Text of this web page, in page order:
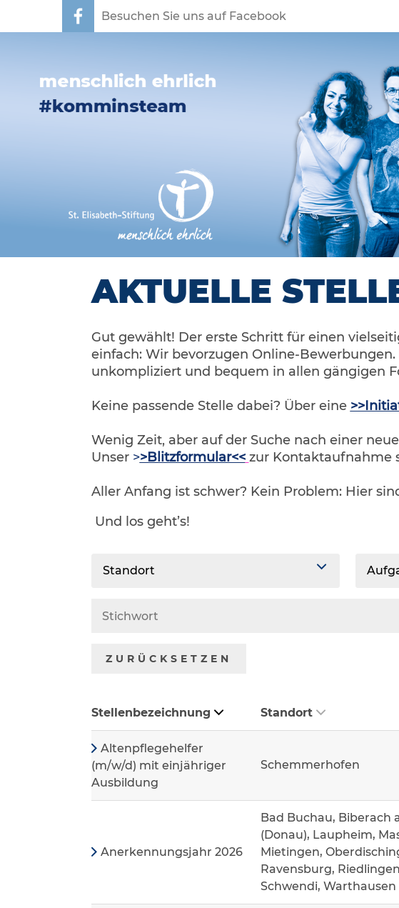
Besuchen Sie uns auf Facebook
AKTUELLE
Gut gewählt! Der erste Schritt für einen
einfach: Wir bevorzugen Online-
unkompliziert und bequem in allen gängigen
Keine passende Stelle dabei? Über eine
Wenig Zeit, aber auf der Suche nach einer
Unser >>Blitzformular<< zur Kontaktaufnahme
Aller Anfang ist schwer? Kein Problem: Hier
Und los geht’s!
Standort
ZURÜCKSETZEN
Stellenbezeichnung Standort
Altenpflegehelfer
(m/w/d) mit einjähriger
Ausbildung
Schemmerhofen
Anerkennungsjahr 2026
Bad Buchau, Biberach
(Donau), Laupheim,
Mietingen,
Ravensburg,
Schwendi, Warthausen